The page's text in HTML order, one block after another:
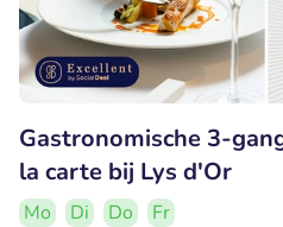
Gastronomische 3-
la carte bij Lys d'Or
Mo Di Do
Fr